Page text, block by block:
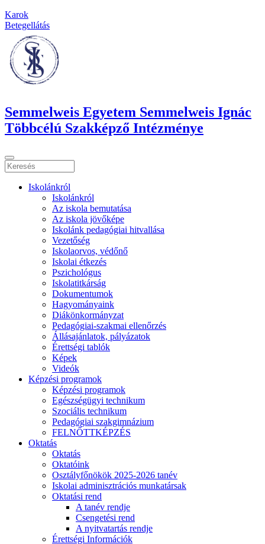
Karok
Betegellátás
Semmelweis Egyetem Semmelweis Ignác
Többcélú Szakképző Intézménye
Iskolánkról
Iskolánkról
Az iskola bemutatása
Az iskola jövőképe
Iskolánk pedagógiai hitvallása
Vezetőség
Iskolaorvos, védőnő
Iskolai étkezés
Pszichológus
Iskolatitkárság
Dokumentumok
Hagyományaink
Diákönkormányzat
Pedagógiai-szakmai ellenőrzés
Állásajánlatok, pályázatok
Érettségi tablók
Képek
Videók
Képzési programok
Képzési programok
Egészségügyi technikum
Szociális technikum
Pedagógiai szakgimnázium
FELNŐTTKÉPZÉS
Oktatás
Oktatás
Oktatóink
Osztályfőnökök 2025-2026 tanév
Iskolai adminisztrációs munkatársak
Oktatási rend
A tanév rendje
Csengetési rend
A nyitvatartás rendje
Érettségi Információk